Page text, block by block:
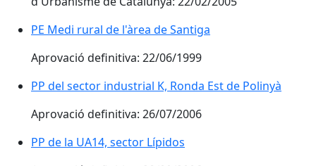
PE Medi rural de l'àrea de Santiga
Aprovació definitiva: 22/06/1999
PP del sector industrial K, Ronda Est de Polinyà
Aprovació definitiva: 26/07/2006
PP de la UA14, sector Lípidos